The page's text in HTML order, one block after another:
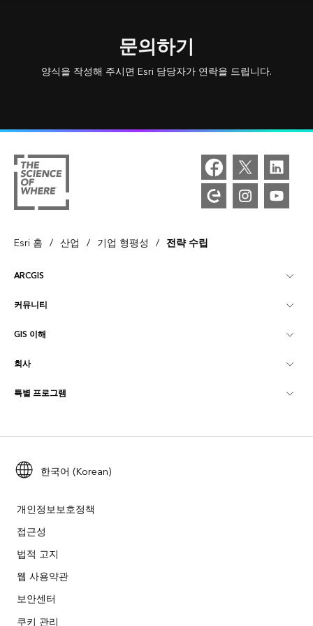
문의하기
양식을 작성해 주시면 Esri 담당자가 연락을 드립니다.
Esri 홈 / 산업 / 기업 형평성 / 전략 수립
ARCGIS
ArcGIS Overview
매핑
ArcGIS Online
Developer Technology
ArcGIS Location Platform
ArcGIS Architecture Center
커뮤니티
Esri 커뮤니티
ArcGIS Blog
사용자 리서치 및 테스트
Esri Young Professionals Network
이벤트
GIS 이해
GIS란?
로케이션 인텔리전스
교육
ArcUser
ArcWatch
Esri 비디오
회사
Esri 정보
채용
파트너
기업윤리강령
환경 및 지속가능성 이니셔티브
특별 프로그램
ArcGIS for Student Use
재난 대응
교육
비영리기관
한국어 (Korean)
개인정보보호정책
접근성
법적 고지
웹 사용약관
보안센터